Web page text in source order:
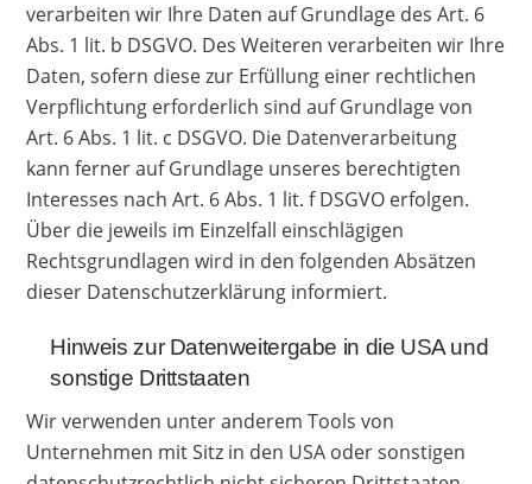
verarbeiten wir Ihre Daten auf Grundlage des Art. 6
Abs. 1 lit. b DSGVO. Des Weiteren verarbeiten wir Ihre
Daten, sofern diese zur Erfüllung einer rechtlichen
Verpflichtung erforderlich sind auf Grundlage von
Art. 6 Abs. 1 lit. c DSGVO. Die Datenverarbeitung
kann ferner auf Grundlage unseres berechtigten
Interesses nach Art. 6 Abs. 1 lit. f DSGVO erfolgen.
Über die jeweils im Einzelfall einschlägigen
Rechtsgrundlagen wird in den folgenden Absätzen
dieser Datenschutzerklärung informiert.
Hinweis zur Datenweitergabe in die USA und
sonstige Drittstaaten
Wir verwenden unter anderem Tools von
Unternehmen mit Sitz in den USA oder sonstigen